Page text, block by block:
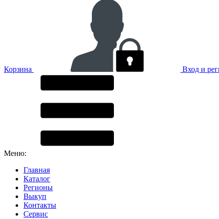
Корзина Вход и
Меню:
Главная
Каталог
Регионы
Выкуп
Контакты
Сервис